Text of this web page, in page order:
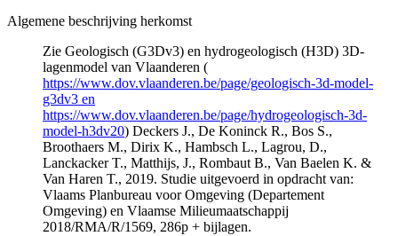
Algemene beschrijving herkomst
Zie Geologisch (G3Dv3) en hydrogeologisch (H3D) 3D-
lagenmodel van Vlaanderen (
https://www.dov.vlaanderen.be/page/geologisch-3d-model-
g3dv3 en
https://www.dov.vlaanderen.be/page/hydrogeologisch-3d-
model-h3dv20) Deckers J., De Koninck R., Bos S.,
Broothaers M., Dirix K., Hambsch L., Lagrou, D.,
Lanckacker T., Matthijs, J., Rombaut B., Van Baelen K. &
Van Haren T., 2019. Studie uitgevoerd in opdracht van:
Vlaams Planbureau voor Omgeving (Departement
Omgeving) en Vlaamse Milieumaatschappij
2018/RMA/R/1569, 286p + bijlagen.